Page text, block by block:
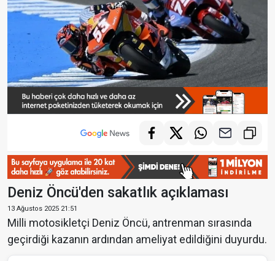
Deniz Öncü'den sakatlık açıklaması
13 Ağustos 2025 21:51
Milli motosikletçi Deniz Öncü, antrenman sırasında
geçirdiği kazanın ardından ameliyat edildiğini duyurdu.